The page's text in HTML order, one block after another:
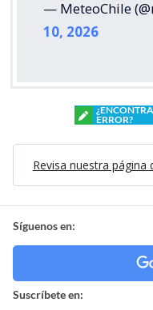
— MeteoChile
10, 2026
ERROR?
Revisa nuestra página
Síguenos en:
Suscríbete en: